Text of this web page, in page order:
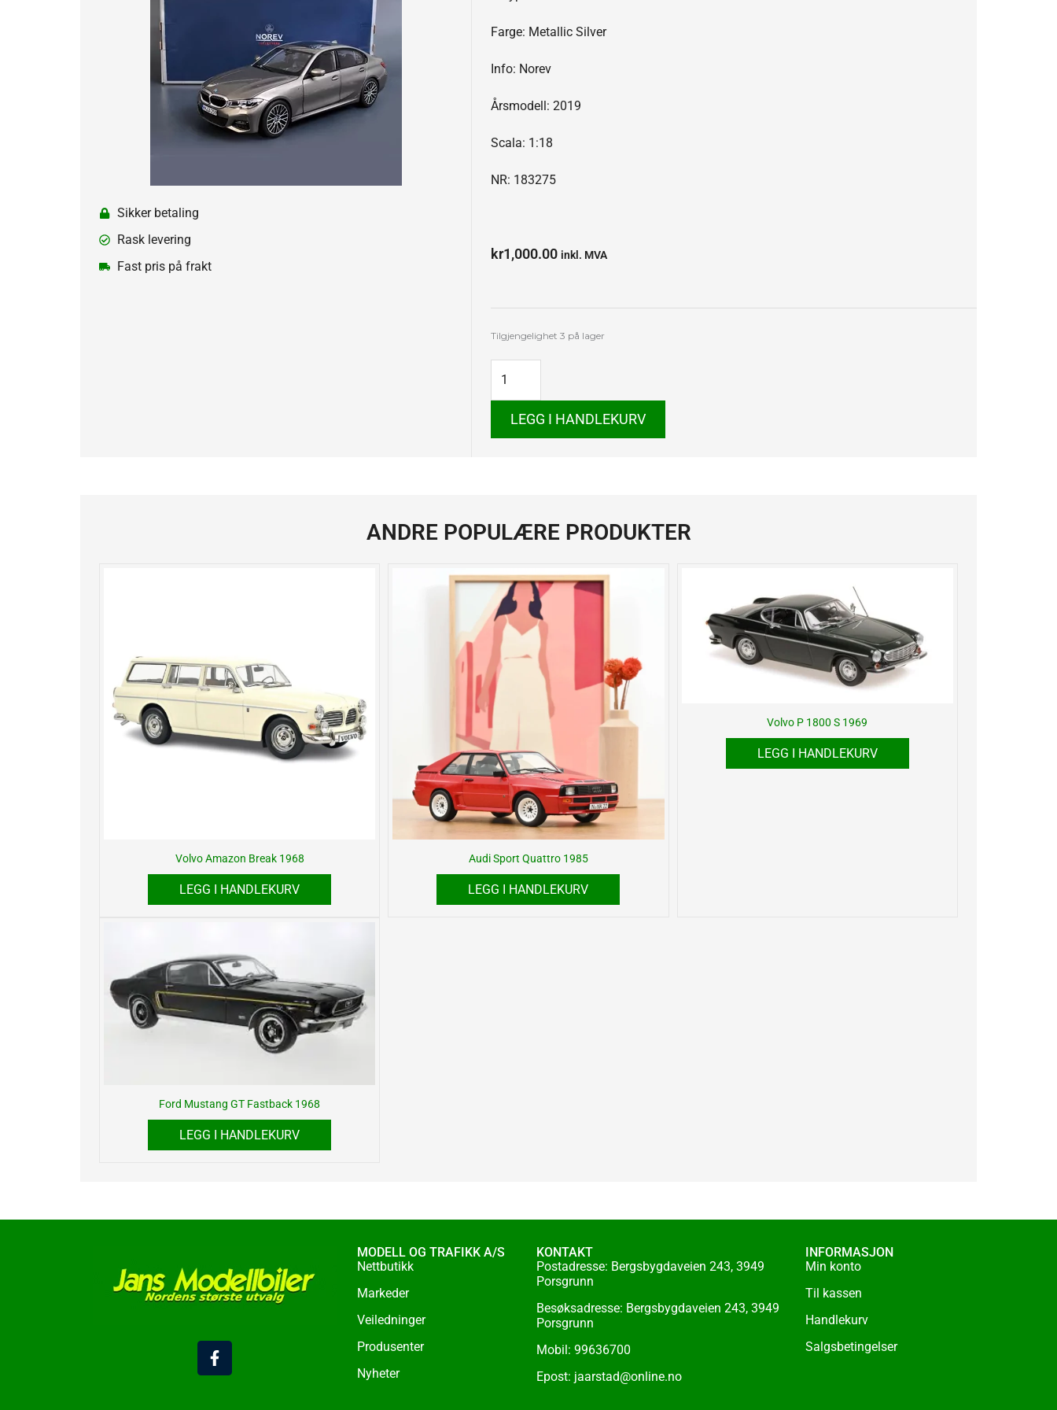
Sikker betaling
Rask levering
Fast pris på frakt
Farge: Metallic Silver
Info: Norev
Årsmodell: 2019
Scala: 1:18
NR: 183275
kr1,000.00 inkl. MVA
Tilgjengelighet 3 på lager
BMW
2019
antall
LEGG I HANDLEKURV
ANDRE POPULÆRE PRODUKTER
Volvo Amazon Break 1968
LEGG I HANDLEKURV
Audi Sport Quattro 1985
LEGG I HANDLEKURV
Volvo P 1800 S 1969
LEGG I HANDLEKURV
Ford Mustang GT Fastback 1968
LEGG I HANDLEKURV
a
c
e
MODELL OG TRAFIKK A/S
Nettbutikk
Markeder
Veiledninger
Produsenter
Nyheter
KONTAKT
Postadresse: Bergsbygdaveien 243, 3949
Porsgrunn
Besøksadresse: Bergsbygdaveien 243, 3949
Porsgrunn
Mobil: 99636700
Epost: jaarstad@online.no
INFORMASJON
Min konto
Til kassen
Handlekurv
Salgsbetingelser